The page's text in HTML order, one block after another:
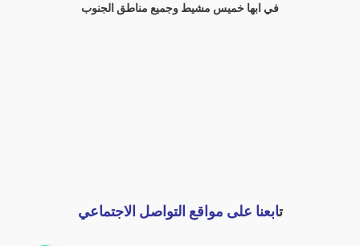
في ابها خميس مشيط وجميع مناطق الجنوب
تابعنا على مواقع التواصل الاجتماعي